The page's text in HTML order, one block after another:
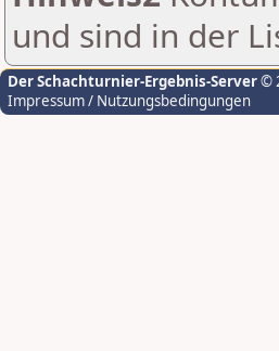
und sind in der
Der Schachturnier-Ergebnis-Server©
Impressum / Nutzungsbedingungen